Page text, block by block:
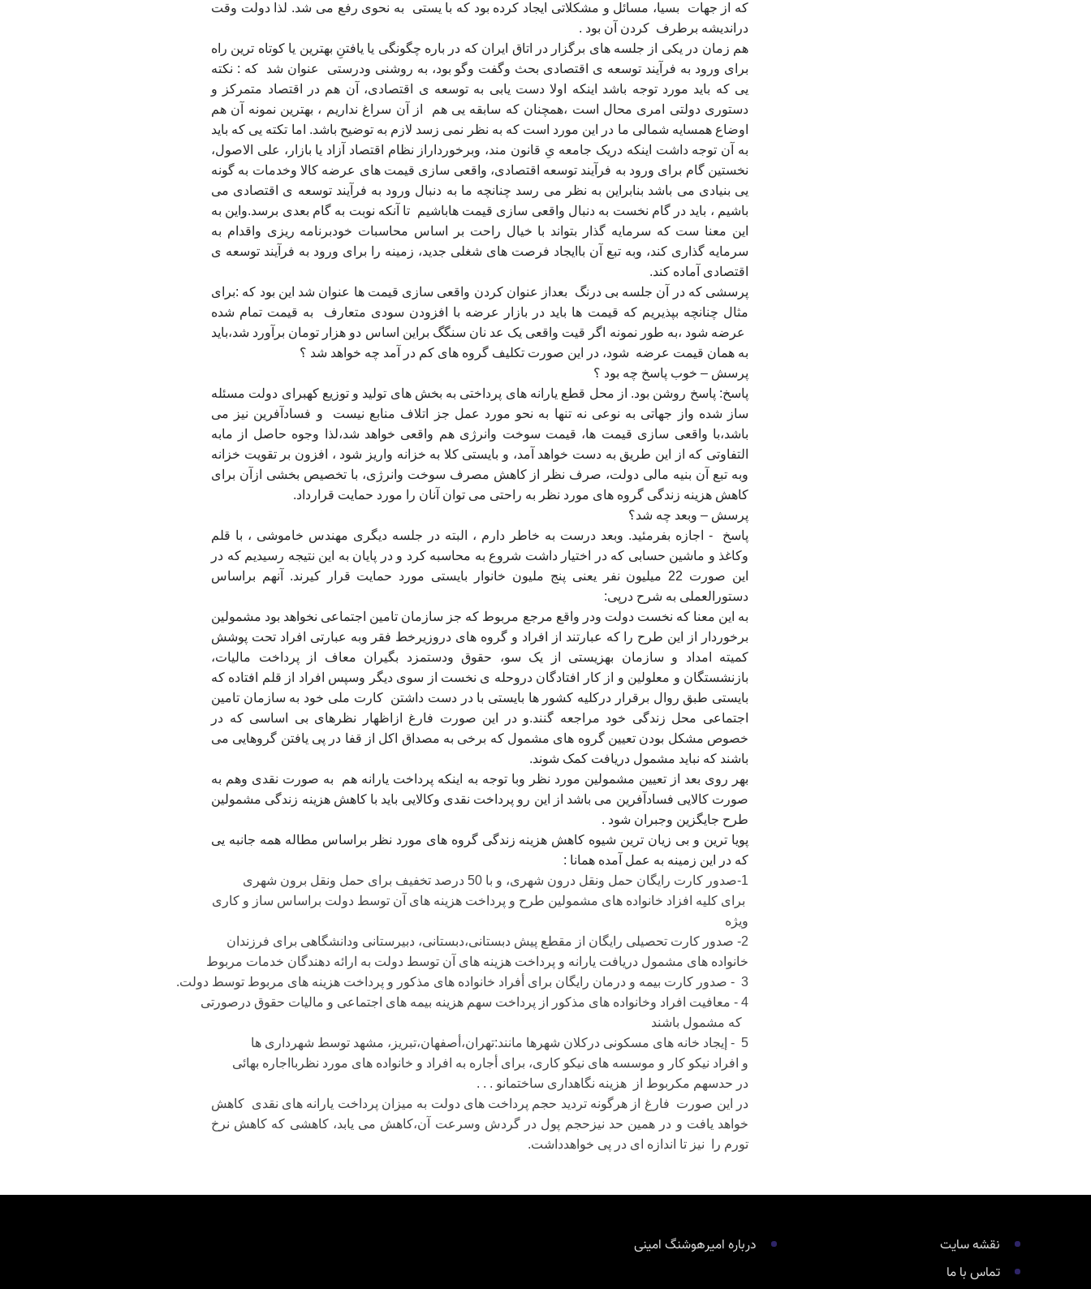
که از جهات
بسیا، مسائل و مشکلاتی ایجاد کرده بود که با یستی
به نحوی رفع می شد. لذا دولت وقت
دراندیشه برطرف کردن آن بود .
هم زمان در یکی از جلسه های برگزار در اتاق ایران که در باره چگونگی یا یافتنِ بهترین یا کوتاه ترین راه
برای ورود به فرآیند توسعه ی اقتصادی بحث وگفت وگو بود، به روشنی ودرستی
عنوان شد
که : نکته
یی که باید مورد توجه باشد اینکه اولا دست یابی به توسعه ی اقتصادی، آن هم در اقتصاد متمرکز و
دستوری دولتی امری محال است ،همچنان که سابقه یی هم
از آن سراغ نداریم ، بهترین نمونه آن هم
اوضاع همسایه شمالی ما در این مورد است که به نظر نمی زسد لازم به توضیح باشد. اما تکته یی که باید
به آن توجه داشت اینکه دریک جامعه یِ قانون مند، وبرخورداراز نظام اقتصاد آزاد یا بازار، علی الاصول،
نخستین گام برای ورود به فرآیند توسعه اقتصادی، واقعی سازی قیمت های عرضه کالا وخدمات به گونه
یی بنیادی می باشد بنابراین به نظر می رسد چنانچه ما به دنبال ورود به فرآیند توسعه ی اقتصادی می
باشیم ، باید در گام نخست به دنبال واقعی سازی قیمت هاباشیم
تا آنکه نوبت به گام بعدی برسد.واین به
این معنا ست که سرمایه گذار بتواند با خیال راحت بر اساس محاسبات خودبرنامه ریزی واقدام به
سرمایه گذاری کند، وبه تبع آن باایجاد فرصت های شغلی جدید، زمینه را برای ورود به فرآیند توسعه ی
اقتصادی آماده کند.
پرسشی که در آن جلسه بی درنگ
بعداز عنوان کردن واقعی سازی قیمت ها عنوان شد این بود که :برای
مثال چنانچه بپذیریم که قیمت ها باید در بازار عرضه با افزودن سودی متعارف
به قیمت تمام شده
عرضه شود ،به طور نمونه اگر قیت واقعی یک عد نان سنگگ براین اساس دو هزار تومان برآورد شد،باید
به همان قیمت عرضه شود، در این صورت تکلیف گروه های کم در آمد چه خواهد شد ؟
پرسش – خوب پاسخ چه بود ؟
پاسخ: پاسخ روشن بود. از محل قطع یارانه های پرداختی به بخش های تولید و توزیع کهبرای دولت مسئله
ساز شده واز جهاتی به نوعی نه تنها به نحو مورد عمل جز اتلاف منابع نیست
و فسادآفرین نیز می
باشد،با واقعی سازی قیمت ها، قیمت سوخت وانرژی هم واقعی خواهد شد،لذا وجوه حاصل از مابه
التفاوتی که از این طریق به دست خواهد آمد، و بایستی کلا به خزانه واریز شود ، افزون بر تقویت خزانه
وبه تبع آن بنیه مالی دولت، صرف نظر از کاهش مصرف سوخت وانرژی، با تخصیص بخشی ازآن برای
کاهش هزینه زندگی گروه های مورد نظر به راحتی می توان آنان را مورد حمایت قرارداد.
پرسش – وبعد چه شد؟
پاسخ
- اجازه بفرمئید. وبعد درست به خاطر دارم ، البته در جلسه دیگری مهندس خاموشی ، با قلم
وکاغذ و ماشین حسابی که در اختیار داشت شروع به محاسبه کرد و در پایان به این نتیجه رسیدیم که در
این صورت 22 میلیون نفر یعنی پنج ملیون خانوار بایستی مورد حمایت قرار کیرند. آنهم براساس
دستورالعملی به شرح درپی:
به این معنا که نخست دولت ودر واقع مرجع مربوط که جز سازمان تامین اجتماعی نخواهد بود مشمولین
برخوردار از این طرح را که عبارتند از افراد و گروه های دروزیرخط فقر وبه عبارتی افراد تحت پوشش
کمیته امداد و سازمان بهزیستی از یک سو، حقوق ودستمزد بگیران معاف از پرداخت مالیات،
بازنشستگان و معلولین و از کار افتادگان دروحله ی نخست از سوی دیگر وسپس افراد از قلم افتاده که
بایستی طبق روال برقرار درکلیه کشور ها بایستی با در دست داشتن
کارت ملی خود به سازمان تامین
اجتماعی محل زندگی خود مراجعه گنند.و در این صورت فارغ ازاظهار نظرهای بی اساسی که در
خصوص مشکل بودن تعیین گروه های مشمول که برخی به مصداق اکل از قفا در پی یافتن گروهایی می
باشند که نباید مشمول دریافت کمک شوند.
بهر روی بعد از تعیین مشمولین مورد نظر وبا توجه به اینکه پرداخت یارانه هم
به صورت نقدی وهم به
صورت کالایی فسادآفرین می باشد از این رو پرداخت نقدی وکالایی باید با کاهش هزینه زندگی مشمولین
طرح جایگزین وجبران شود .
پویا ترین و بی زیان ترین شیوه کاهش هزینه زندگى گروه های مورد نظر براساس مطاله همه جانبه یی
که در این زمینه به عمل آمده همانا :
1-صدور کارت رایگان حمل ونقل درون شهری، و با 50 درصد تخفیف برای حمل ونقل برون شهری
برای کلیه افزاد خانواده های مشمولین طرح و پرداخت هزینه های آن توسط دولت براساس ساز و کاری
ویژه
2- صدور کارت تحصیلى رایگان از مقطع پیش دبستانى،دبستانى، دبیرستانى ودانشگاهى براى فرزندان
خانواده هاى مشمول دریافت یارانه و پرداخت هزینه هاى آن توسط دولت به ارائه دهندگان خدمات مربوط
3 - صدور کارت بیمه و درمان رایگان براى أفراد خانواده هاى مذکور و پرداخت هزینه هاى مربوط توسط دولت.
4 - معافیت افراد وخانواده هاى مذکور از پرداخت سهم هزینه بیمه هاى اجتماعى و مالیات حقوق درصورتى
که مشمول باشند
5 - إیجاد خانه هاى مسکونى درکلان شهرها مانند:تهران،أصفهان،تبریز، مشهد توسط شهرداری ها
و افراد نیکو کار و موسسه های نیکو کاری، براى أجاره به افراد و خانواده هاى مورد نظربااجاره بهائى
در حدسهم مکربوط از
هزینه نگاهدارى ساختمانو . . .
در این صورت فارغ از هرگونه تردید حجم پرداخت های دولت به میزان پرداخت یارانه هاى نقدى کاهش
خواهد یافت و در همین حد نیزحجم پول در گردش وسرعت آن،کاهش می یابد، کاهشى که کاهش نرخ
تورم را
نیز تا اندازه اى در پى خواهدداشت.
نقشه سایت
تماس با ما
درباره امیرهوشنگ امینی